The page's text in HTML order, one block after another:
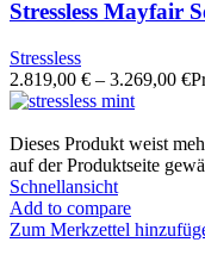
Stressless Mayfair
Stressless
2.819,00 € – 3.269,00 €
Dieses Produkt weist
auf der Produktseite
Schnellansicht
Add to compare
Zum Merkzettel